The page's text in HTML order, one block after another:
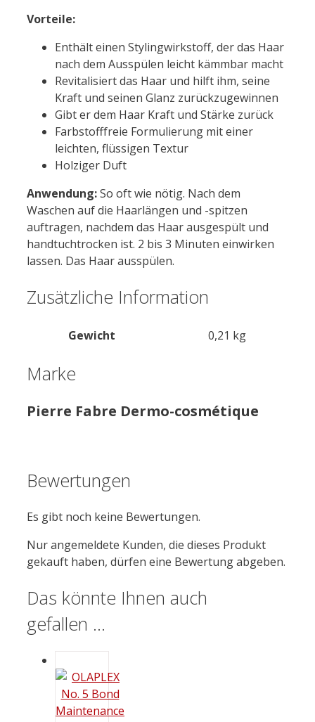
Vorteile:
Enthält einen Stylingwirkstoff, der das Haar
nach dem Ausspülen leicht kämmbar macht
Revitalisiert das Haar und hilft ihm, seine
Kraft und seinen Glanz zurückzugewinnen
Gibt er dem Haar Kraft und Stärke zurück
Farbstofffreie Formulierung mit einer
leichten, flüssigen Textur
Holziger Duft
Anwendung:So oft wie nötig. Nach dem
Waschen auf die Haarlängen und -spitzen
auftragen, nachdem das Haar ausgespült und
handtuchtrocken ist. 2 bis 3 Minuten einwirken
lassen. Das Haar ausspülen.
Zusätzliche Information
Gewicht 0,21 kg
Marke
Pierre Fabre Dermo-cosmétique
Bewertungen
Es gibt noch keine Bewertungen.
Nur angemeldete Kunden, die dieses Produkt
gekauft haben, dürfen eine Bewertung abgeben.
Das könnte Ihnen auch
gefallen …